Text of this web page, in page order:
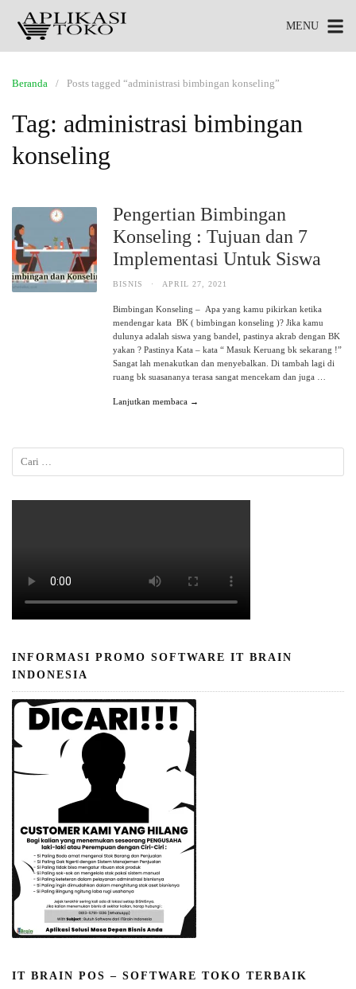
MENU
Beranda Posts tagged “administrasi bimbingan konseling”
Tag: administrasi bimbingan
konseling
Pengertian Bimbingan
Konseling : Tujuan dan 7
Implementasi Untuk Siswa
BISNIS · APRIL 27, 2021
Bimbingan Konseling – Apa yang kamu pikirkan ketika
mendengar kata BK ( bimbingan konseling )? Jika kamu
dulunya adalah siswa yang bandel, pastinya akrab dengan BK
yakan ? Pastinya Kata – kata “ Masuk Keruang bk sekarang !”
Sangat lah menakutkan dan menyebalkan. Di tambah lagi di
ruang bk suasananya terasa sangat mencekam dan juga …
Lanjutkan membaca →
INFORMASI PROMO SOFTWARE IT BRAIN
INDONESIA
IT BRAIN POS – SOFTWARE TOKO TERBAIK